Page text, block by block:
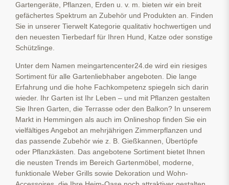
Gartengeräte, Pflanzen, Erden u. v. m. bieten wir ein breit
gefächertes Spektrum an Zubehör und Produkten an. Finden
Sie in unserer Tierwelt Kategorie qualitativ hochwertigen und
den neuesten Tierbedarf für Ihren Hund, Katze oder sonstige
Schützlinge.
Unter dem Namen meingartencenter24.de wird ein riesiges
Sortiment für alle Gartenliebhaber angeboten. Die lange
Erfahrung und die hohe Fachkompetenz spiegeln sich darin
wieder. Ihr Garten ist Ihr Leben – und mit Pflanzen gestalten
Sie Ihren Garten, die Terrasse oder den Balkon? In unserem
Markt in Hemmingen als auch im Onlineshop finden Sie ein
vielfältiges Angebot an mehrjährigen Zimmerpflanzen und
das passende Zubehör wie z. B. Gießkannen, Übertöpfe
oder Pflanzkästen. Das angebotene Sortiment bietet Ihnen
die neusten Trends im Bereich Gartenmöbel, moderne,
funktionale Weber Grills sowie Dekoration und Wohn-